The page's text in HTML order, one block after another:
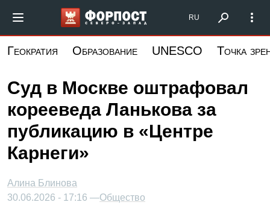
основному
Форпост Северо-Запад
RU
Геократия Образование UNESCO Точка
Суд в Москве оштрафовал
корееведа Ланькова за
публикацию в «Центре
Карнеги»
Алина Блинова
30.06.2026 - 17:16 —Общество